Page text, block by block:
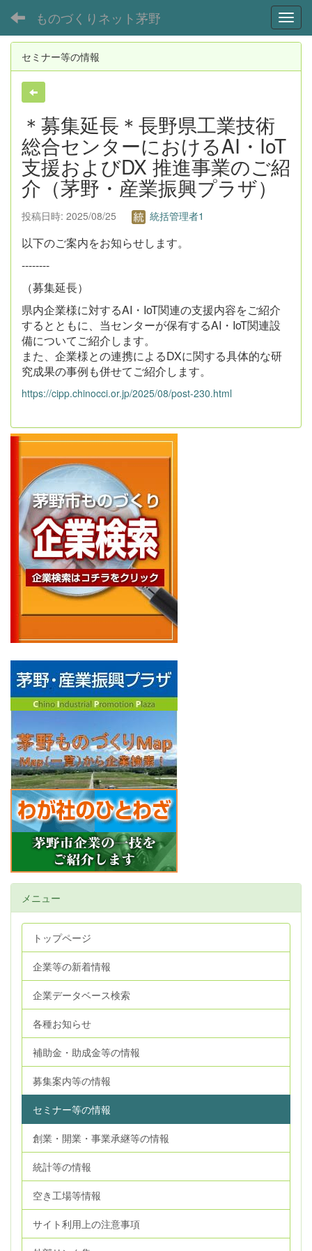
ものづくりネット茅野
セミナー等の情報
＊募集延長＊長野県工業技術
総合センターにおけるAI・IoT
支援およびDX 推進事業のご紹
介（茅野・産業振興プラザ）
投稿日時: 2025/08/25 統括管理者1
以下のご案内をお知らせします。
--------
（募集延長）
県内企業様に対するAI・IoT関連の支援内容をご紹介
するとともに、当センターが保有するAI・IoT関連設
備についてご紹介します。
また、企業様との連携によるDXに関する具体的な研
究成果の事例も併せてご紹介します。
https://cipp.chinocci.or.jp/2025/08/post-230.html
メニュー
トップページ
企業等の新着情報
企業データベース検索
各種お知らせ
補助金・助成金等の情報
募集案内等の情報
セミナー等の情報
創業・開業・事業承継等の情報
統計等の情報
空き工場等情報
サイト利用上の注意事項